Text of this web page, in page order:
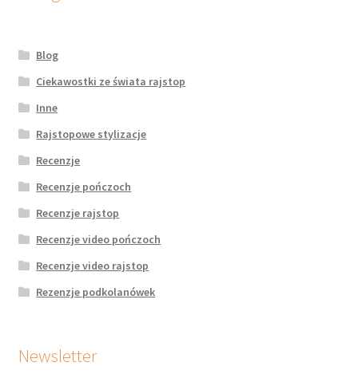
Blog
Ciekawostki ze świata rajstop
Inne
Rajstopowe stylizacje
Recenzje
Recenzje pończoch
Recenzje rajstop
Recenzje video pończoch
Recenzje video rajstop
Rezenzje podkolanówek
Newsletter